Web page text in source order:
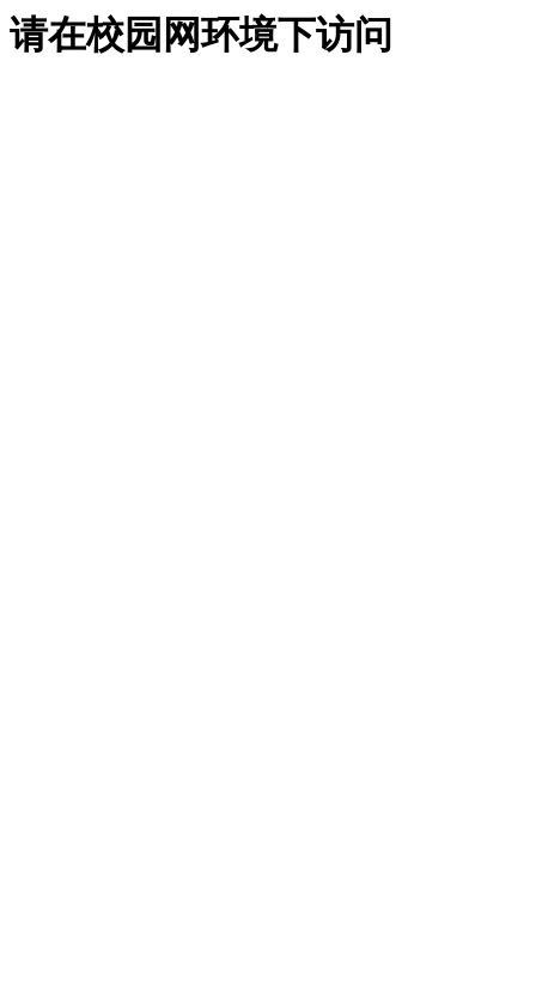
请在校园网环境下访问